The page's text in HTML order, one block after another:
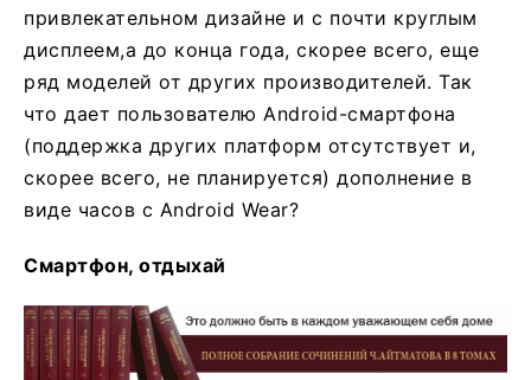
привлекательном дизайне и с почти круглым
дисплеем,а до конца года, скорее всего, еще
ряд моделей от других производителей. Так
что дает пользователю Android-смартфона
(поддержка других платформ отсутствует и,
скорее всего, не планируется) дополнение в
виде часов с Android Wear?
Смартфон, отдыхай